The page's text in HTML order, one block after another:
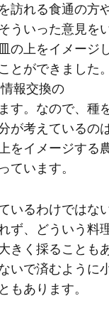
訪れる​食通の​方
ういった​意見を​
の​上を​イメージ
とができました
報交換の​
す。​なので、​種
が​考えているの
を​イメージする​
ています。
いるわけではな
ず、​どう​いう​料
きく​採る​ことも​
いで​済むように​
もあります。